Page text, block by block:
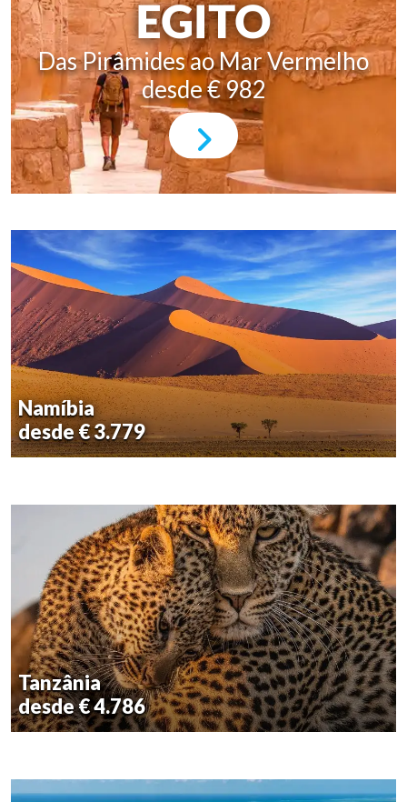
EGITO
Das Pirâmides ao Mar Vermelho
desde € 982
Namíbia
desde € 3.779
Tanzânia
desde € 4.786